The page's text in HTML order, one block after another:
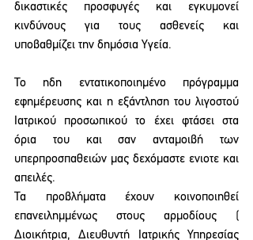
δικαστικές προσφυγές και εγκυμονεί
κινδύνους για τους ασθενείς και
υποβαθμίζει την δημόσια Υγεία.
Το ηδη εντατικοποιημένο πρόγραμμα
εφημέρευσης και η εξάντληση του λιγοστού
Ιατρικού προσωπικού το έχει φτάσει στα
όρια του και σαν ανταμοιβή των
υπερπροσπαθειών μας δεχόμαστε ενιοτε και
απειλές.
Τα προβλήματα έχουν κοινοποιηθεί
επανειλημμένως στους αρμοδίους (
Διοικήτρια, Διευθυντή Ιατρικής Υπηρεσίας